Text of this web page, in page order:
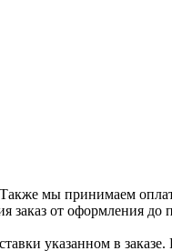
мы принимаем
от оформления до
указанном в заказе.